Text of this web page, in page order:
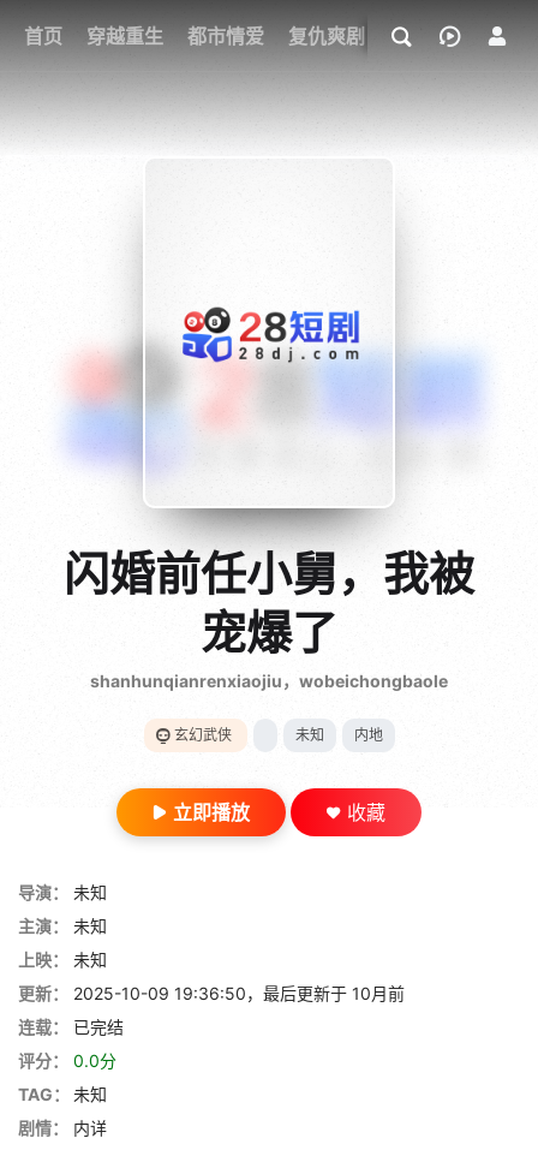
首页 穿越重生 都市情爱 复仇爽剧 玄幻武侠 奇幻
我的观影记录
{if condition="$obj.vod_points
gt 0"}
28短剧
闪婚前任小舅，我被
宠爆了
shanhunqianrenxiaojiu，wobeichongbaole
玄幻武侠 未知 内地
立即播放 收藏
导演：
未知
主演：
未知
上映：
未知
更新：
2025-10-09 19:36:50，最后更新于 10月前
连载：
已完结
评分：
0.0分
TAG：
未知
剧情：
内详